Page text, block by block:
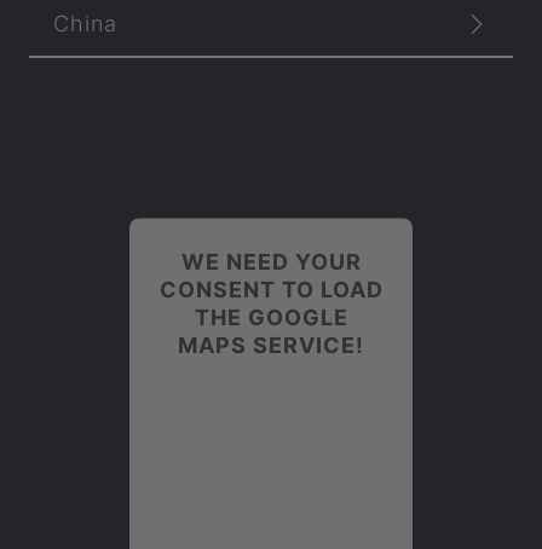
China
WE NEED YOUR
CONSENT TO LOAD
THE GOOGLE
MAPS SERVICE!